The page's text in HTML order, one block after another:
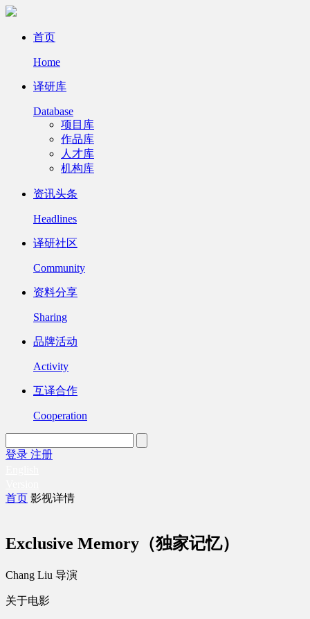
首页
Home
译研库
Database
项目库
作品库
人才库
机构库
资讯头条
Headlines
译研社区
Community
资料分享
Sharing
品牌活动
Activity
互译合作
Cooperation
登录 注册
首页 影视详情
Exclusive Memory（独家记忆）
Chang Liu 导演
关于电影